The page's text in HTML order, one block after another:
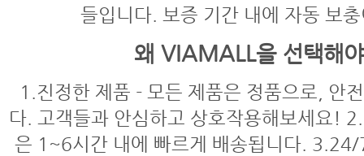
들입니다. 보증 기간 내에 자동 보
왜 VIAMALL을 선택해
1.진정한 제품 - 모든 제품은 정품으로, 안
다. 고객들과 안심하고 상호작용해보세요!
은 1~6시간 내에 빠르게 배송됩니다.